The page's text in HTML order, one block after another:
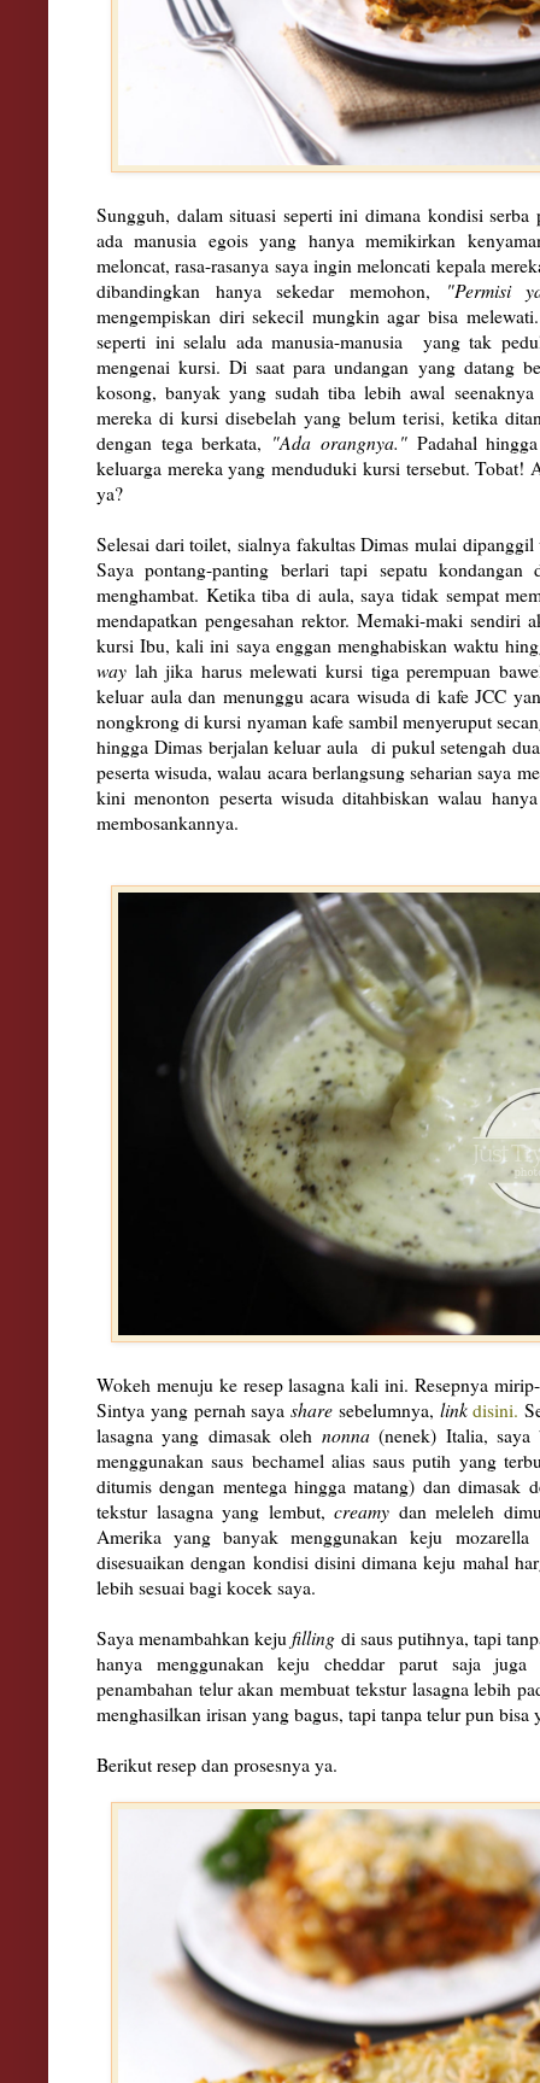
Sungguh, dalam situasi seperti ini dimana kondisi serba
ada manusia egois yang hanya memikirkan
meloncat, rasa-rasanya saya ingin meloncati kepala
dibandingkan hanya sekedar memohon, "Permisi
mengempiskan diri sekecil mungkin agar bisa
seperti ini selalu ada manusia-manusia yang tak
mengenai kursi. Di saat para undangan yang datang
kosong, banyak yang sudah tiba lebih awal
mereka di kursi disebelah yang belum terisi, ketika
dengan tega berkata, "Ada orangnya." Padahal
keluarga mereka yang menduduki kursi tersebut. Tobat!
ya?
Selesai dari toilet, sialnya fakultas Dimas mulai
Saya pontang-panting berlari tapi sepatu
menghambat. Ketika tiba di aula, saya tidak sempat
mendapatkan pengesahan rektor. Memaki-maki sendiri
kursi Ibu, kali ini saya enggan menghabiskan waktu
way lah jika harus melewati kursi tiga perempuan
keluar aula dan menunggu acara wisuda di kafe JCC
nongkrong di kursi nyaman kafe sambil menyeruput
hingga Dimas berjalan keluar aula di pukul setengah
peserta wisuda, walau acara berlangsung seharian saya
kini menonton peserta wisuda ditahbiskan walau
membosankannya.
Wokeh menuju ke resep lasagna kali ini. Resepnya
Sintya yang pernah saya share sebelumnya, link disini.
lasagna yang dimasak oleh nonna(nenek) Italia, saya
menggunakan saus bechamel alias saus putih yang
ditumis dengan mentega hingga matang) dan dimasak
tekstur lasagna yang lembut,creamy dan meleleh
Amerika yang banyak menggunakan keju
disesuaikan dengan kondisi disini dimana keju mahal
lebih sesuai bagi kocek saya.
Saya menambahkan kejufilling di saus putihnya, tapi
hanya menggunakan keju cheddar parut saja juga
penambahan telur akan membuat tekstur lasagna lebih
menghasilkan irisan yang bagus, tapi tanpa telur pun bisa
Berikut resep dan prosesnya ya.